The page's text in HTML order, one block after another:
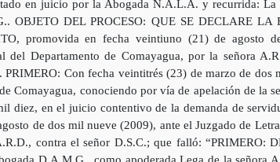
en juicio por la Abogada N.A.L.A. y recurrida:
OBJETO DEL PROCESO: QUE SE DECLARE
promovida en fecha veintiuno (21) de agosto
del Departamento de Comayagua, por la señora
PRIMERO: Con fecha veintitrés (23) de marzo de dos
Comayagua, conociendo por vía de apelación de la
diez, en el juicio contentivo de la demanda de
de dos mil nueve (2009), ante el Juzgado de
contra el señor D.S.C.; que falló: “PRIMERO:
D.A.M.G., como apoderada Lega de la señora